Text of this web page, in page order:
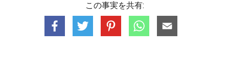
この事実を共有: